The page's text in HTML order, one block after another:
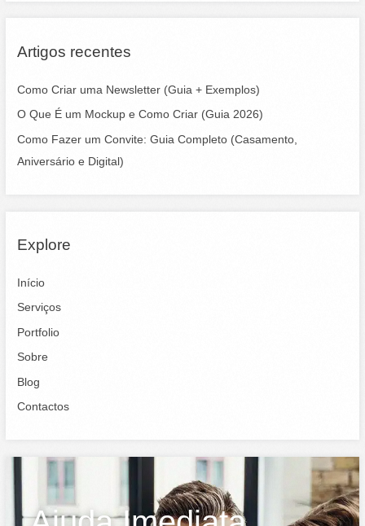
Artigos recentes
Como Criar uma Newsletter (Guia + Exemplos)
O Que É um Mockup e Como Criar (Guia 2026)
Como Fazer um Convite: Guia Completo (Casamento,
Aniversário e Digital)
Explore
Início
Serviços
Portfolio
Sobre
Blog
Contactos